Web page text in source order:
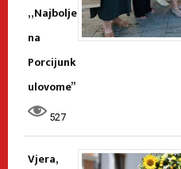
„Najbolje
na
Porcijunk
ulovome”
527
Vjera,